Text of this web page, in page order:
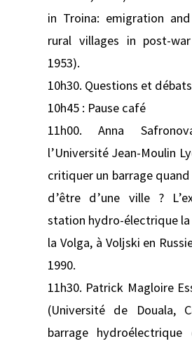
in Troina: emigration
rural villages in post-
1953).
10h30. Questions et débats
10h45 : Pause café
11h00. Anna
l’Université Jean-Moulin
critiquer un barrage
d’être d’une ville ?
station hydro-électrique la
la Volga, à Voljski en
1990.
11h30. Patrick Magloire
(Université de Douala,
barrage